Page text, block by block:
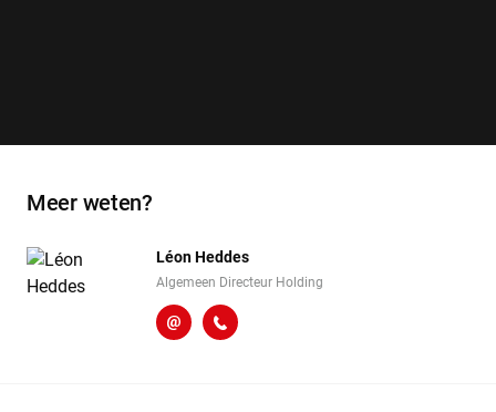
Meer weten?
Léon Heddes
Algemeen Directeur Holding
l.heddes@heembouw.nl
071 - 332 00 50